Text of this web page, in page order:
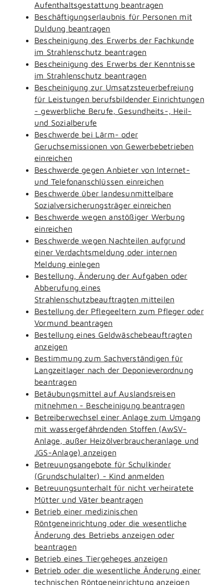
Aufenthaltsgestattung beantragen
Beschäftigungserlaubnis für Personen mit
Duldung beantragen
Bescheinigung des Erwerbs der Fachkunde
im Strahlenschutz beantragen
Bescheinigung des Erwerbs der Kenntnisse
im Strahlenschutz beantragen
Bescheinigung zur Umsatzsteuerbefreiung
für Leistungen berufsbildender Einrichtungen
- gewerbliche Berufe, Gesundheits-, Heil-
und Sozialberufe
Beschwerde bei Lärm- oder
Geruchsemissionen von Gewerbebetrieben
einreichen
Beschwerde gegen Anbieter von Internet-
und Telefonanschlüssen einreichen
Beschwerde über landesunmittelbare
Sozialversicherungsträger einreichen
Beschwerde wegen anstößiger Werbung
einreichen
Beschwerde wegen Nachteilen aufgrund
einer Verdachtsmeldung oder internen
Meldung einlegen
Bestellung, Änderung der Aufgaben oder
Abberufung eines
Strahlenschutzbeauftragten mitteilen
Bestellung der Pflegeeltern zum Pfleger oder
Vormund beantragen
Bestellung eines Geldwäschebeauftragten
anzeigen
Bestimmung zum Sachverständigen für
Langzeitlager nach der Deponieverordnung
beantragen
Betäubungsmittel auf Auslandsreisen
mitnehmen - Bescheinigung beantragen
Betreiberwechsel einer Anlage zum Umgang
mit wassergefährdenden Stoffen (AwSV-
Anlage, außer Heizölverbraucheranlage und
JGS-Anlage) anzeigen
Betreuungsangebote für Schulkinder
(Grundschulalter) - Kind anmelden
Betreuungsunterhalt für nicht verheiratete
Mütter und Väter beantragen
Betrieb einer medizinischen
Röntgeneinrichtung oder die wesentliche
Änderung des Betriebs anzeigen oder
beantragen
Betrieb eines Tiergeheges anzeigen
Betrieb oder die wesentliche Änderung einer
technischen Röntgeneinrichtung anzeigen